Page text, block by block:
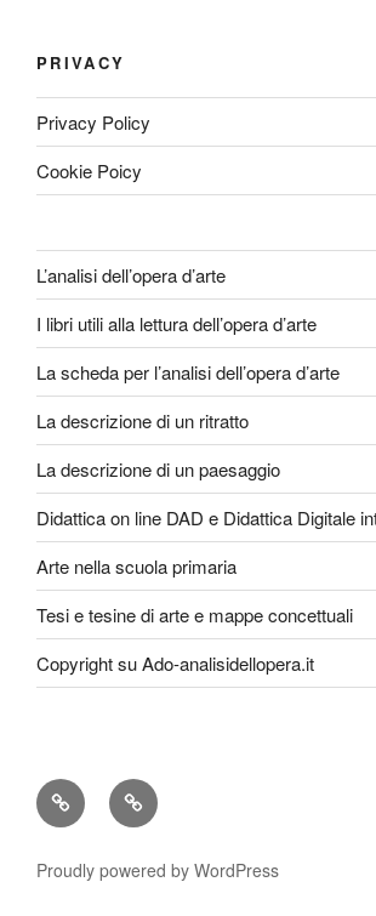
PRIVACY
Privacy Policy
Cookie Poicy
L’analisi dell’opera d’arte
I libri utili alla lettura dell’opera d’arte
La scheda per l’analisi dell’opera d’arte
La descrizione di un ritratto
La descrizione di un paesaggio
Didattica on line DAD e Didattica Digitale
Arte nella scuola primaria
Tesi e tesine di arte e mappe concettuali
Copyright su Ado-analisidellopera.it
Privacy
Policy
Cookie
Poicy
Proudly powered by WordPress